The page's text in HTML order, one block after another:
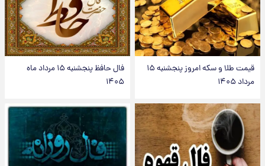
قیمت طلا و سکه امروز پنجشنبه ۱۵
مرداد ۱۴۰۵
فال حافظ پنجشنبه ۱۵ مرداد ماه
۱۴۰۵